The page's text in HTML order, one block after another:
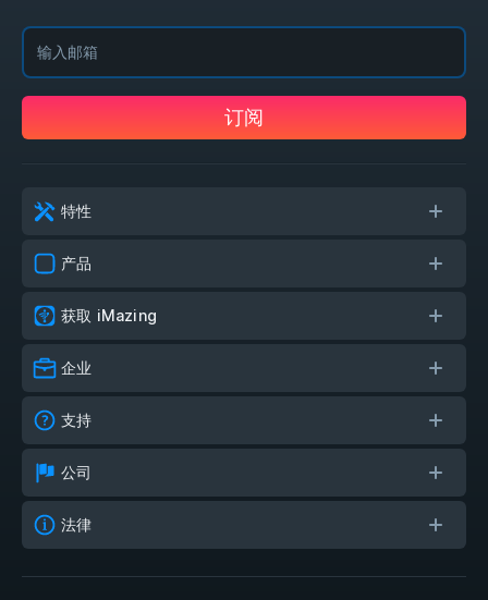
订阅
特性
产品
获取 iMazing
企业
支持
公司
法律